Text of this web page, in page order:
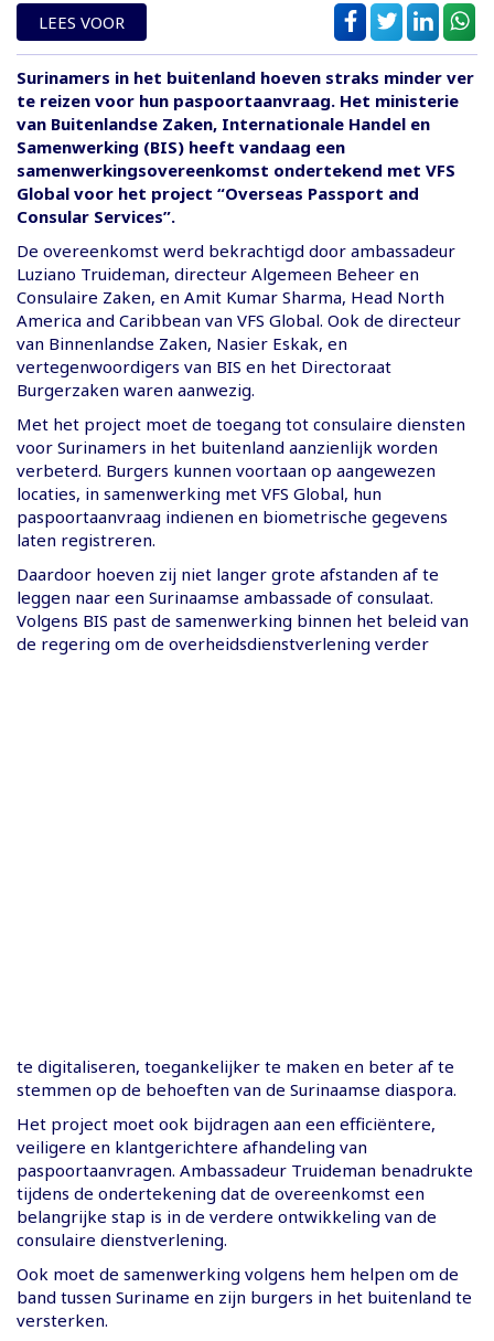
LEES VOOR
Surinamers in het buitenland hoeven straks minder ver
te reizen voor hun paspoortaanvraag. Het ministerie
van Buitenlandse Zaken, Internationale Handel en
Samenwerking (BIS) heeft vandaag een
samenwerkingsovereenkomst ondertekend met VFS
Global voor het project “Overseas Passport and
Consular Services”.
De overeenkomst werd bekrachtigd door ambassadeur
Luziano Truideman, directeur Algemeen Beheer en
Consulaire Zaken, en Amit Kumar Sharma, Head North
America and Caribbean van VFS Global. Ook de directeur
van Binnenlandse Zaken, Nasier Eskak, en
vertegenwoordigers van BIS en het Directoraat
Burgerzaken waren aanwezig.
Met het project moet de toegang tot consulaire diensten
voor Surinamers in het buitenland aanzienlijk worden
verbeterd. Burgers kunnen voortaan op aangewezen
locaties, in samenwerking met VFS Global, hun
paspoortaanvraag indienen en biometrische gegevens
laten registreren.
Daardoor hoeven zij niet langer grote afstanden af te
leggen naar een Surinaamse ambassade of consulaat.
Volgens BIS past de samenwerking binnen het beleid van
de regering om de overheidsdienstverlening verder
te digitaliseren, toegankelijker te maken en beter af te
stemmen op de behoeften van de Surinaamse diaspora.
Het project moet ook bijdragen aan een efficiëntere,
veiligere en klantgerichtere afhandeling van
paspoortaanvragen. Ambassadeur Truideman benadrukte
tijdens de ondertekening dat de overeenkomst een
belangrijke stap is in de verdere ontwikkeling van de
consulaire dienstverlening.
Ook moet de samenwerking volgens hem helpen om de
band tussen Suriname en zijn burgers in het buitenland te
versterken.